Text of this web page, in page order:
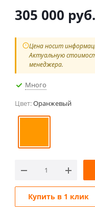
305 000 руб.
Цена носит
Актуальную
менеджера.
Много
Цвет:Оранжевый
Купить в 1 клик